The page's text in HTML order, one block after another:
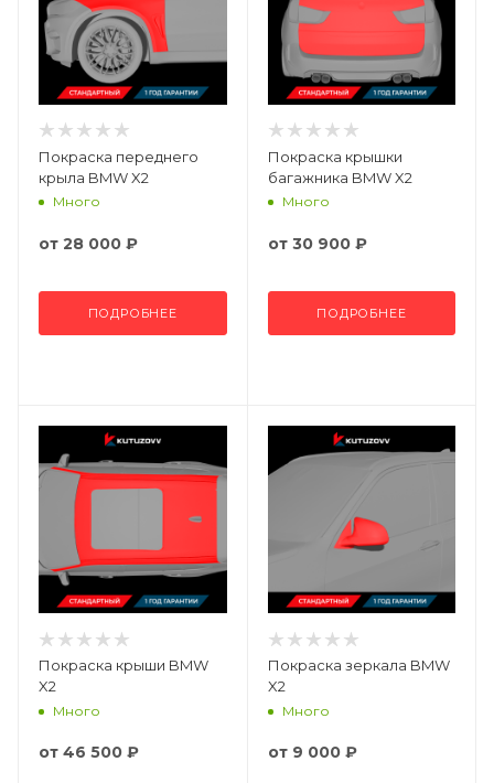
Покраска переднего
крыла BMW X2
Много
от 28 000 ₽
ПОДРОБНЕЕ
Покраска крышки
багажника BMW X2
Много
от 30 900 ₽
ПОДРОБНЕЕ
Покраска крыши BMW
X2
Много
от 46 500 ₽
Покраска зеркала BMW
X2
Много
от 9 000 ₽